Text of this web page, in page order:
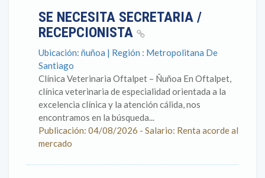
SE NECESITA SECRETARIA /
RECEPCIONISTA
Ubicación: ñuñoa | Región : Metropolitana De
Santiago
Clínica Veterinaria Oftalpet – Ñuñoa En Oftalpet,
clínica veterinaria de especialidad orientada a la
excelencia clínica y la atención cálida, nos
encontramos en la búsqueda...
Publicación: 04/08/2026 - Salario: Renta acorde al
mercado